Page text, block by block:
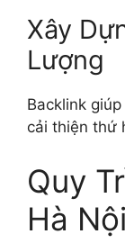
Xây
Lượng
Backlink
cải thiện thứ
Quy
Hà